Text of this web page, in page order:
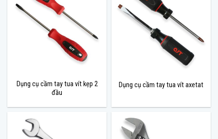
Dụng cụ cầm tay tua vít kẹp 2
đầu
Dụng cụ cầm tay tua vít axetat